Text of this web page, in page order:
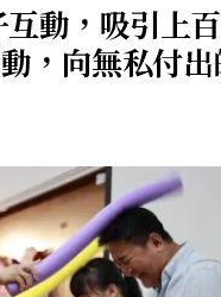
動，吸引上
，向無私付